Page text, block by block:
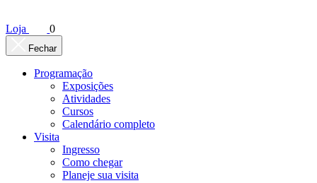
Loja 0
Fechar
Programação
Exposições
Atividades
Cursos
Calendário completo
Visita
Ingresso
Como chegar
Planeje sua visita